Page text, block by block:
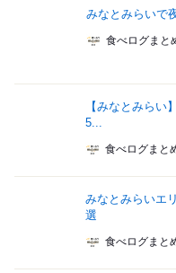
みなとみらいで
食べログまと
【みなとみらい
5...
食べログまと
みなとみらいエ
選
食べログまと